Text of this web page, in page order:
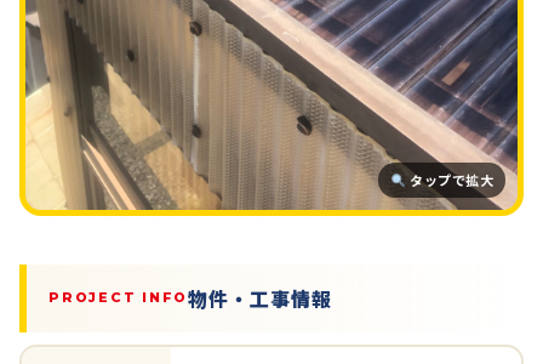
タップで拡大
PROJECT INFO物件・工事情報